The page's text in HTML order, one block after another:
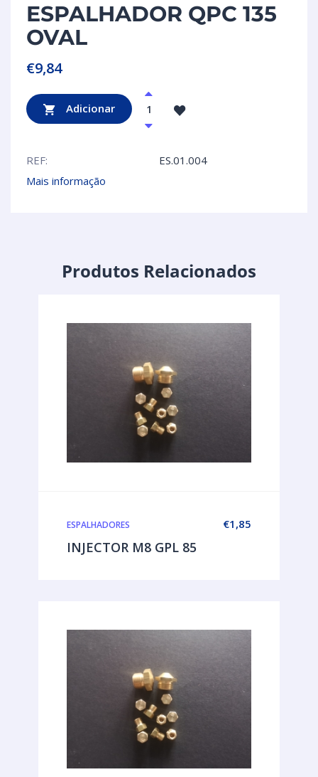
ESPALHADOR QPC 135
OVAL
€9,84
Adicionar
REF:
ES.01.004
Mais informação
Produtos Relacionados
€1,85
ESPALHADORES
INJECTOR M8 GPL 85